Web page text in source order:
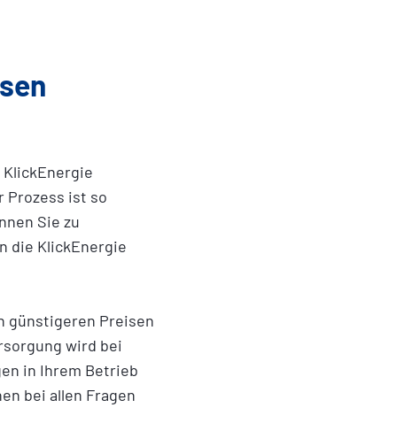
Prozess ist so
Sie zu
die KlickEnergie
günstigeren Preisen
wird bei
in Ihrem Betrieb
bei allen Fragen